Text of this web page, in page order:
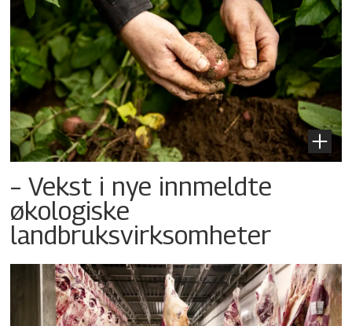
– Vekst i nye innmeldte
økologiske
landbruksvirksomheter